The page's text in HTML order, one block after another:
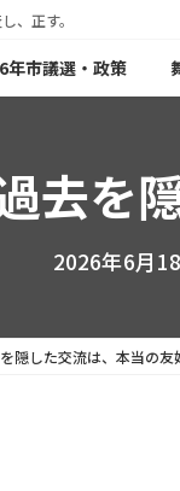
、正す。
年市議選・政策
去を
2026年6月
隠した交流は、本当の友